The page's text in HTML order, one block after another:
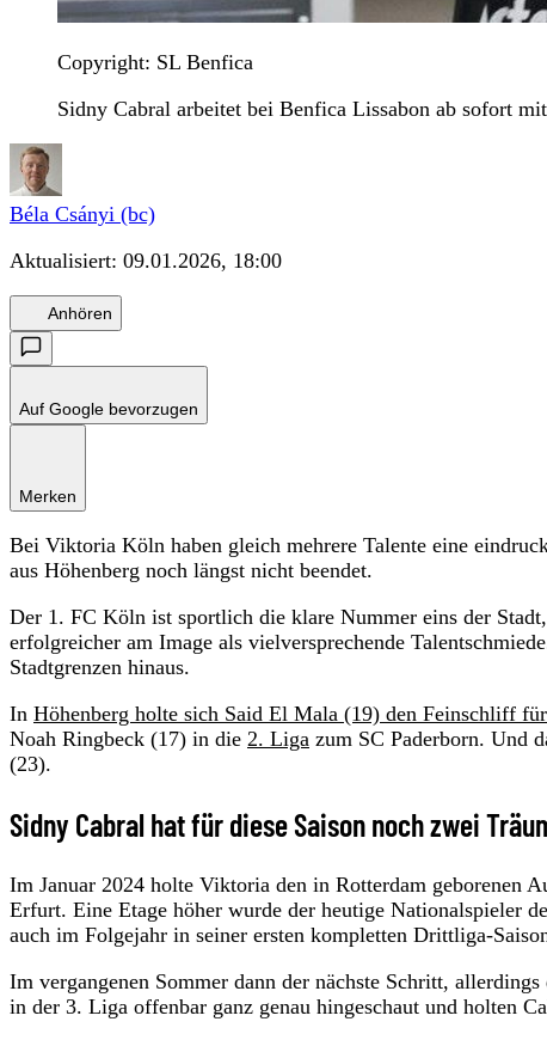
Copyright: SL Benfica
Sidny Cabral arbeitet bei Benfica Lissabon ab sofort
Béla Csányi (bc)
Aktualisiert: 09.01.2026, 18:00
Anhören
Auf Google bevorzugen
Merken
Bei Viktoria Köln haben gleich mehrere Talente eine
aus Höhenberg noch längst nicht beendet.
Der 1. FC Köln ist sportlich die klare Nummer eins der
erfolgreicher am Image als vielversprechende
Stadtgrenzen hinaus.
In Höhenberg holte sich Said El Mala (19) den Feinschliff
Noah Ringbeck (17) in die 2. Liga zum SC Paderborn. Und
(23).
Sidny Cabral hat für diese Saison noch zwei
Im Januar 2024 holte Viktoria den in Rotterdam geborenen
Erfurt. Eine Etage höher wurde der heutige Nationalspieler
auch im Folgejahr in seiner ersten kompletten Drittliga-
Im vergangenen Sommer dann der nächste Schritt,
in der 3. Liga offenbar ganz genau hingeschaut und holten